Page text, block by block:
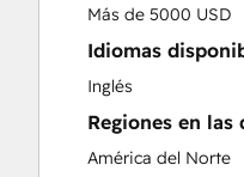
Public Relations
Sales and
Sales Coaching
Search Engine
Social Media
Más de 5000 USD
Idiomas
Inglés
Regiones en
América del Norte